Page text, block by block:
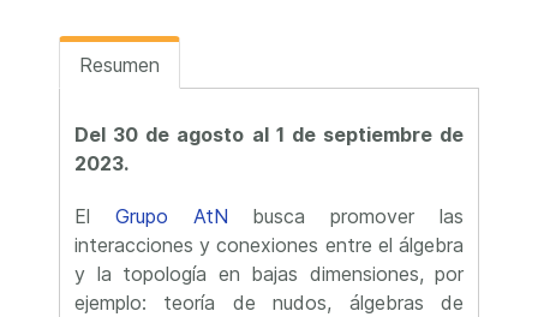
Resumen
Del 30 de agosto al 1 de septiembre de
2023.
El Grupo AtN busca promover las
interacciones y conexiones entre el álgebra
y la topología en bajas dimensiones, por
ejemplo: teoría de nudos, álgebras de